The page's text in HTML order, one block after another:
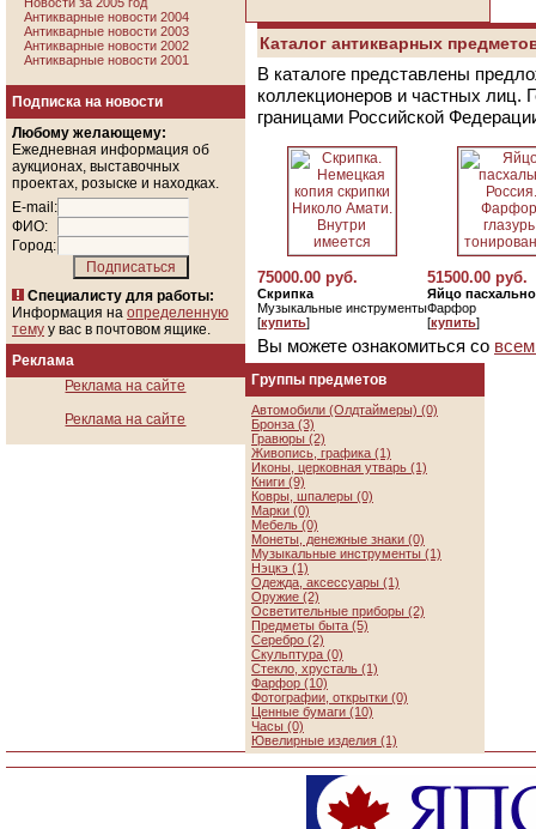
Антикварные новости 2004
Антикварные новости 2003
Антикварные новости 2002
Антикварные новости 2001
Подписка на новости
Любому желающему:
Ежедневная информация об
аукционах, выставочных
проектах, розыске и находках.
E-mail:
ФИО:
Город:
Специалисту для работы:
Информация на определенную
тему у вас в почтовом ящике.
Реклама
Реклама на сайте
Реклама на сайте
Каталог антикварных
В каталоге представлены
коллекционеров и частных лиц.
границами Российской
75000.00 руб.
Скрипка
Музыкальные инструменты
[купить]
51500.00 руб.
Яйцо
Фарфор
[купить]
Вы можете ознакомиться со
Группы предметов
Автомобили (Олдтаймеры) (0)
Бронза (3)
Гравюры (2)
Живопись, графика (1)
Иконы, церковная утварь (1)
Книги (9)
Ковры, шпалеры (0)
Марки (0)
Мебель (0)
Монеты, денежные знаки (0)
Музыкальные инструменты (1)
Нэцкэ (1)
Одежда, аксессуары (1)
Оружие (2)
Осветительные приборы (2)
Предметы быта (5)
Серебро (2)
Скульптура (0)
Стекло, хрусталь (1)
Фарфор (10)
Фотографии, открытки (0)
Ценные бумаги (10)
Часы (0)
Ювелирные изделия (1)